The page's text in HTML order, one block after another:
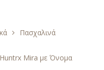
Πασχαλινά
Mira με Όνομα